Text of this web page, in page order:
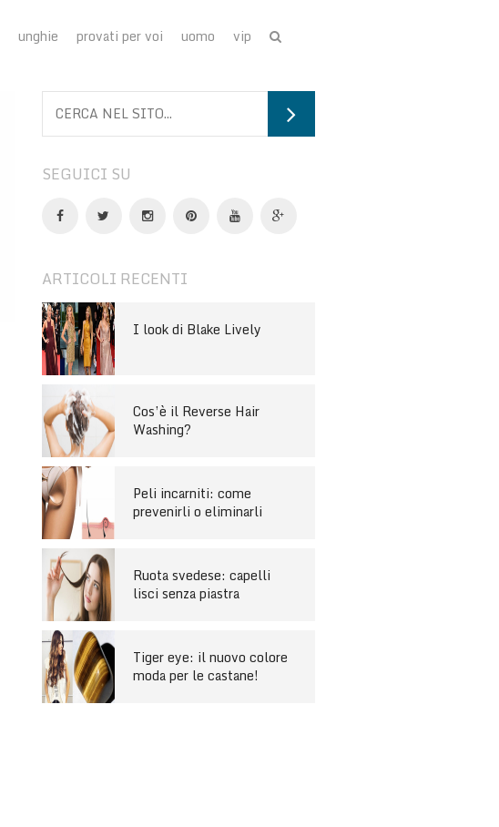
unghie provati per voi uomo vip
SEGUICI SU
ARTICOLI RECENTI
I look di Blake Lively
Cos’è il Reverse Hair
Washing?
Peli incarniti: come
prevenirli o eliminarli
Ruota svedese: capelli
lisci senza piastra
Tiger eye: il nuovo colore
moda per le castane!